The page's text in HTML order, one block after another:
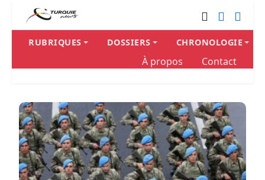
RUBRIQUES DOSSIERS CHRONOLOGIE
À propos Contact